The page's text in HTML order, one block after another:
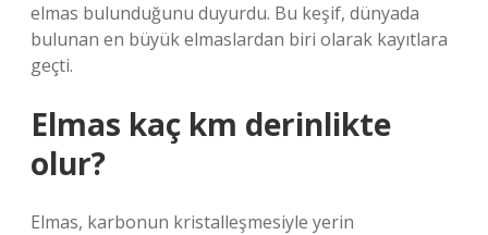
elmas bulunduğunu duyurdu. Bu keşif, dünyada
bulunan en büyük elmaslardan biri olarak kayıtlara
geçti.
Elmas kaç km derinlikte
olur?
Elmas, karbonun kristalleşmesiyle yerin